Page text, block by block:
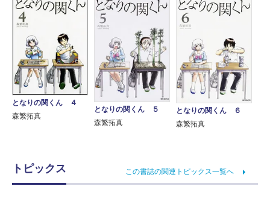
となりの関くん ４
森繁拓真
となりの関くん ５
森繁拓真
となりの関くん ６
森繁拓真
トピックス この書誌の関連トピックス一覧へ